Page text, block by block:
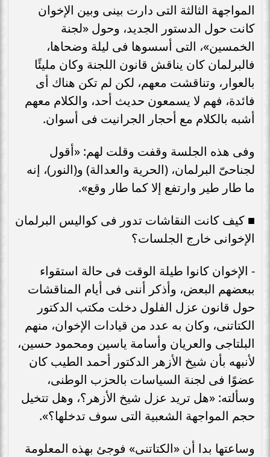
المواجهة الثالثة التى دارت بينى وبين الإخوان
كانت حول الدستور الجديد، وحول «لجنة
الخمسين»، التى أسسوها فى ليلة وضحاها،
فالبرلمان كان يناقش قانون اللجنة وكان مليئًا
بالعوار، وتناقشت معهم، لكن لم تكن هناك أى
فائدة، فهم لا يسمعون حديث أحد، والكلام معهم
أشبه بالكلام مع أحجار الجرانيت فى أسوان.
وفى هذه الجلسة وقفت وقلت لهم: «أقول
لجناحىّ البرلمان، (الحرية والعدالة) و(النور)، إنه
ما طار طير وارتفع إلا كما طار وقع».
■ كيف كانت النقاشات تدور فى كواليس البرلمان
الإخوانى خارج الجلسات؟
- الإخوان كانوا طيلة الوقت فى حالة استقواء
ببعضهم البعض، وأذكر أننى فى أيام المناقشات
حول قانون عزل الفلول دخلت مكتب الدكتور
الكتاتنى، وكان به عدد من قيادات الإخوان، منهم
البلتاجى والعريان وأسامة ياسين ومحمود حسين،
لأنبهه بأن شيخ الأزهر الدكتور أحمد الطيب كان
عضوًا فى لجنة السياسات بالحزب الوطنى،
وسألته: «هل تريد عزل شيخ الأزهر؟، وهل تتخيل
حجم المواجهة الشعبية التى سوف تدخلها؟».
وساعتها بدا أن «الكتاتنى» فوجئ بهذه المعلومة